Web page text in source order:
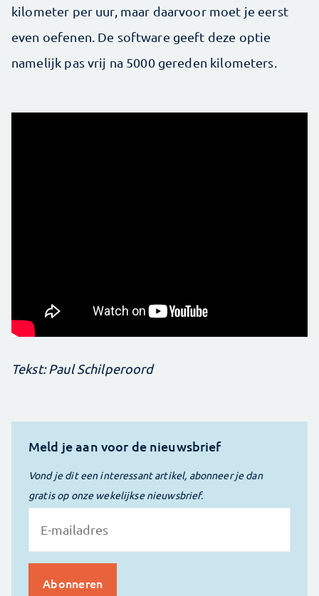
kilometer per uur, maar daarvoor moet je eerst
even ­oefenen. De software geeft deze optie
namelijk pas vrij na 5000 gereden ­kilometers.
Tekst: Paul Schilperoord
Meld je aan voor de nieuwsbrief
Vond je dit een interessant artikel, abonneer je dan
gratis op onze wekelijkse nieuwsbrief.